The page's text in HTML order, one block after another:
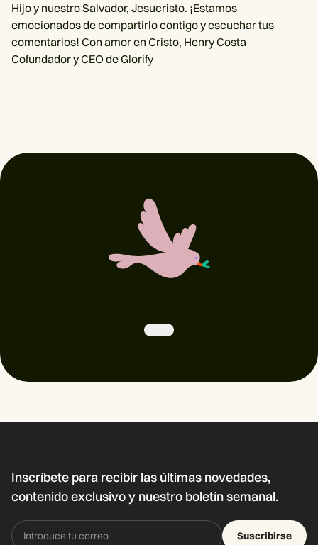
Hijo y nuestro Salvador, Jesucristo. ¡Estamos
emocionados de compartirlo contigo y escuchar tus
comentarios! Con amor en Cristo, Henry Costa
Cofundador y CEO de Glorify
Inscríbete para recibir las últimas novedades,
contenido exclusivo y nuestro boletín semanal.
Suscribirse